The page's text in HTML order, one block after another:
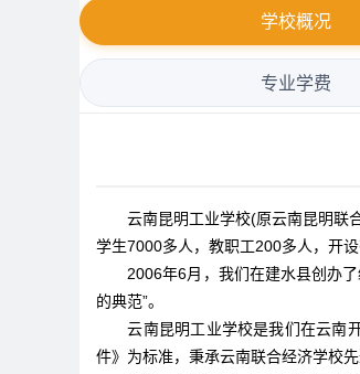
学校概况
专业学费
云南昆明工业学校(原云南昆明联
学生7000多人，教职工200多人，开
2006年6月，我们在建水县创办了
的典范”。
云南昆明工业学校是我们在云南开
件》为标准，秉承云南联合经济学校